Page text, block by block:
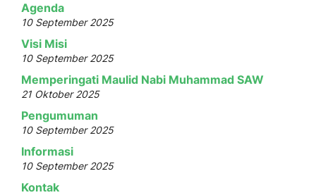
Agenda
10 September 2025
Visi Misi
10 September 2025
Memperingati Maulid Nabi Muhammad SAW
21 Oktober 2025
Pengumuman
10 September 2025
Informasi
10 September 2025
Kontak